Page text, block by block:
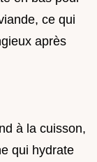
ce qui
après
à la cuisson,
qui hydrate